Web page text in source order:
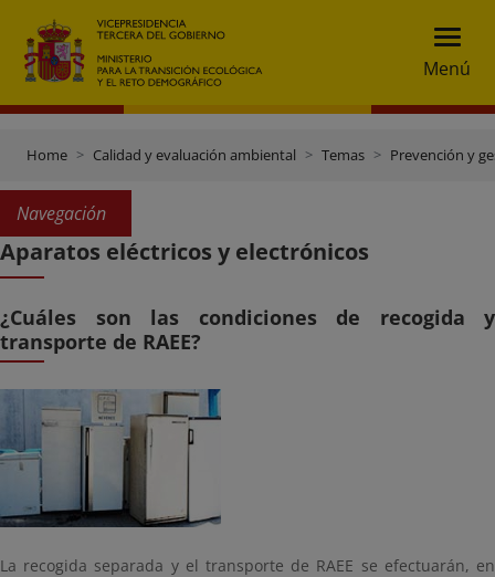
Menú
Home Calidad y evaluación ambiental Temas Prevención y
Navegación
Aparatos eléctricos y electrónicos
¿Cuáles son las condiciones de recogida y
transporte de RAEE?
La recogida separada y el transporte de RAEE se efectuarán, en